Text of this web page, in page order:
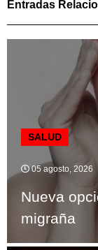
Entradas
SALUD
05 agosto, 2026
Nueva
migraña